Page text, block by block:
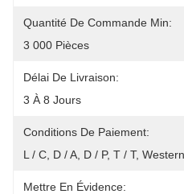
Quantité De Commande Min:
3 000 Pièces
Délai De Livraison:
3 À 8 Jours
Conditions De Paiement:
L / C, D / A, D / P, T / T,
Mettre En Évidence: